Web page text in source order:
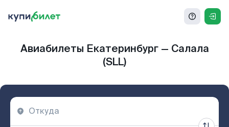
Авиабилеты Екатеринбург — Салала
(SLL)